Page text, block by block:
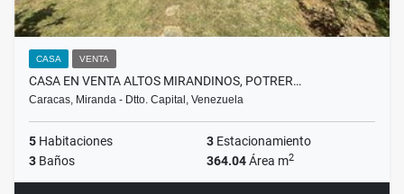
CASA VENTA
CASA EN VENTA ALTOS MIRANDINOS, POTRER…
Caracas, Miranda - Dtto. Capital, Venezuela
5 Habitaciones 3 Estacionamiento
3 Baños 364.04Área m2